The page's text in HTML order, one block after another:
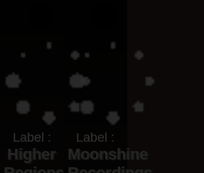
Label :
Higher
Label :
Moonshine